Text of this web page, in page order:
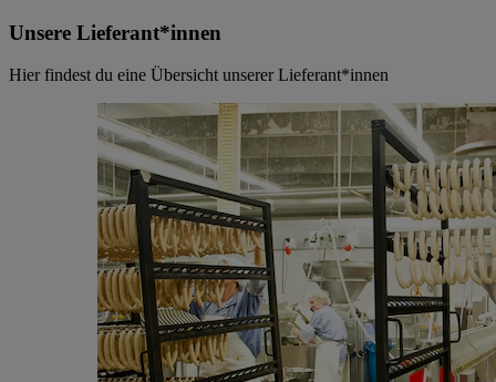
Unsere Lieferant*innen
Hier findest du eine Übersicht unserer Lieferant*innen